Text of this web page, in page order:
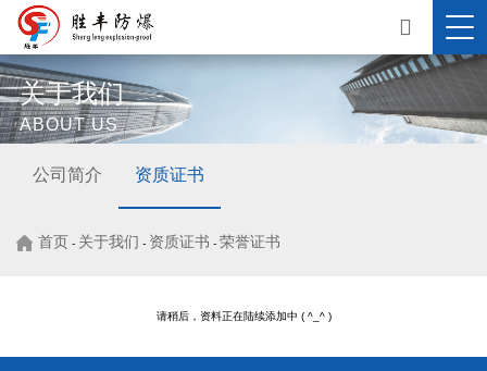
关于我们
ABOUT US
公司简介 资质证书
首页 - 关于我们 - 资质证书 - 荣誉证书
请稍后，资料正在陆续添加中 ( ^_^ )